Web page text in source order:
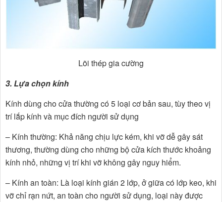
Lõi thép gia cường
3. Lựa chọn kính
Kính dùng cho cửa thường có 5 loại cơ bản sau, tùy theo vị
trí lắp kính và mục đích người sử dụng
– Kính thường: Khả năng chịu lực kém, khi vỡ dễ gây sát
thương, thường dùng cho những bộ cửa kích thước khoảng
kính nhỏ, những vị trí khi vỡ không gây nguy hiểm.
– Kính an toàn: Là loại kính gián 2 lớp, ở giữa có lớp keo, khi
vỡ chỉ rạn nứt, an toàn cho người sử dụng, loại này được